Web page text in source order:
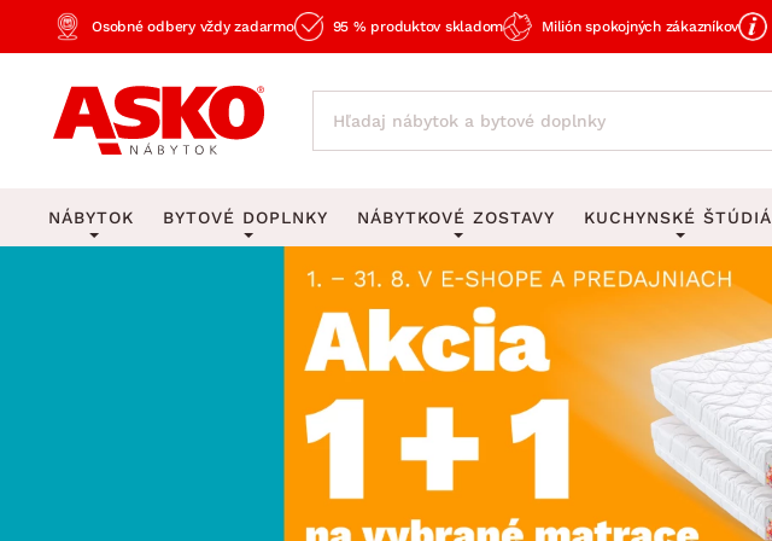
Osobné odbery vždy zadarmo 95 % produktov skladom Milión spokojných zákazníkov
NÁBYTOK BYTOVÉ DOPLNKY
OSVETLENIE
Stolové lampy a lampičky
Stropné osvetlenie
Lustre a závesné svietidlá
Stojacie lampy
Zobrazit vše
DEKORÁCIE
Obrazy
Zrkadlá
Hodiny
Vázy
Zobrazit vše
NÁBYTKOVÉ ZOSTAVY
Obývacie zostavy
Spálňové zostavy
Kuchynské zostavy
Predsieňové zostavy
KUCHYNSKÉ ŠTÚDIÁ